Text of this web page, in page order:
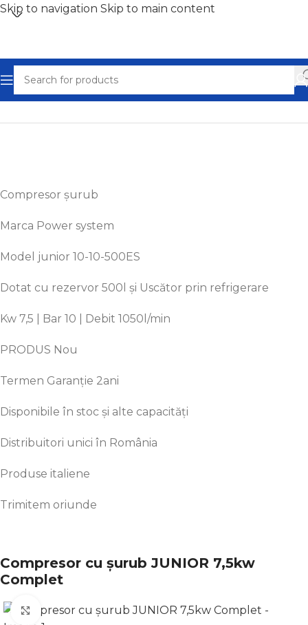
Skip to navigation Skip to main content
Home/Compresoare aer ieftine - Ocazii
Compresor șurub
Marca Power system
Model junior 10-10-500ES
Dotat cu rezervor 500l și Uscător prin refrigerare
Kw 7,5 | Bar 10 | Debit 1050l/min
PRODUS Nou
Termen Garanție 2ani
Disponibile în stoc și alte capacități
Distribuitori unici în România
Produse italiene
Trimitem oriunde
Compresor cu șurub JUNIOR 7,5kw
Complet
Click to enlarge